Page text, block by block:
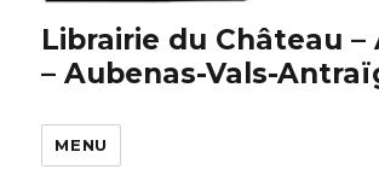
Librairie du Château –
– Aubenas-Vals-
MENU